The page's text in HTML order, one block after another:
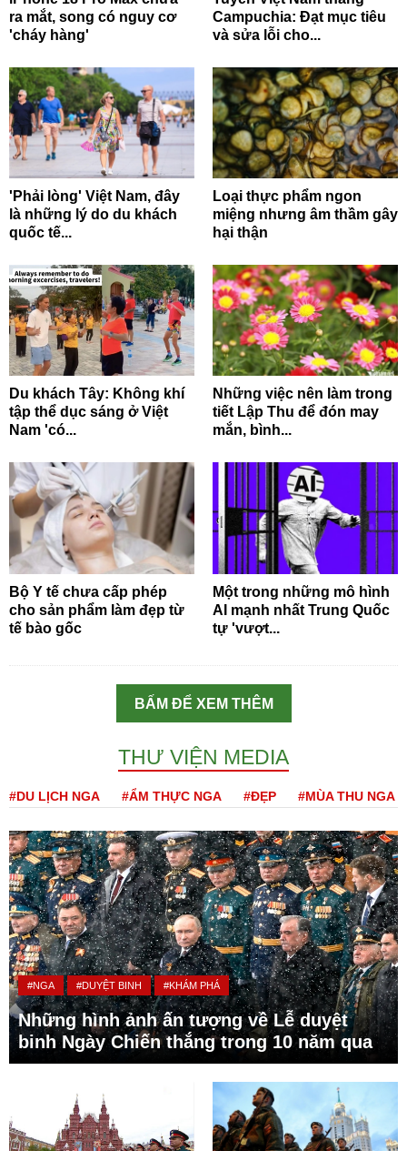
ra mắt, song có nguy cơ
'cháy hàng'
Campuchia: Đạt mục tiêu
và sửa lỗi cho...
'Phải lòng' Việt Nam, đây
là những lý do du khách
quốc tế...
Loại thực phẩm ngon
miệng nhưng âm thầm gây
hại thận
Du khách Tây: Không khí
tập thể dục sáng ở Việt
Nam 'có...
Những việc nên làm trong
tiết Lập Thu để đón may
mắn, bình...
Bộ Y tế chưa cấp phép
cho sản phẩm làm đẹp từ
tế bào gốc
Một trong những mô hình
AI mạnh nhất Trung Quốc
tự 'vượt...
BẤM ĐỂ XEM THÊM
THƯ VIỆN MEDIA
#DU LỊCH NGA #ẨM THỰC NGA #ĐẸP #MÙA THU NGA
#NGA #DUYỆT BINH #KHÁM PHÁ
Những hình ảnh ấn tượng về Lễ duyệt
binh Ngày Chiến thắng trong 10 năm qua